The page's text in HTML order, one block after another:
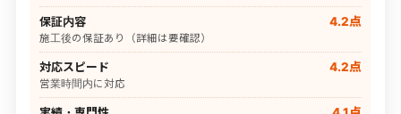
保証内容 4.2点
施工後の保証あり（詳細は要確認）
対応スピード 4.2点
営業時間内に対応